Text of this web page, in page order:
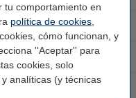
tu comportamiento en
política de cookies
cómo funcionan, y
''Aceptar'' para
cookies, solo
analíticas (y técnicas